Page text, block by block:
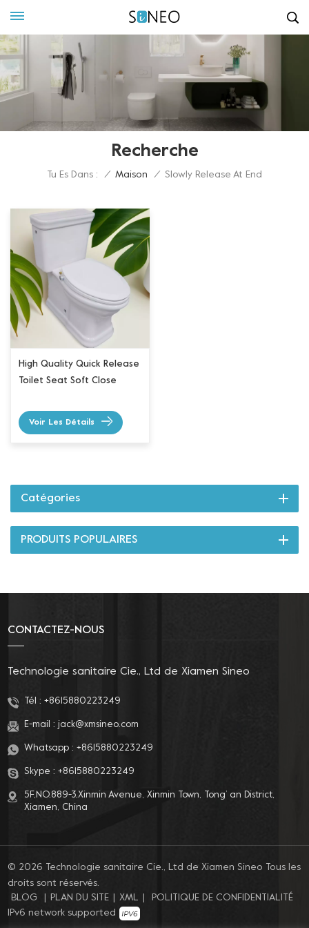
Recherche
Tu Es Dans : / Maison / Slowly Release At End
High Quality Quick Release
Toilet Seat Soft Close
Voir Les Détails
Catégories
PRODUITS POPULAIRES
CONTACTEZ-NOUS
Technologie sanitaire Cie., Ltd de Xiamen Sineo
Tél : +8615880223249
E-mail : jack@xmsineo.com
Whatsapp : +8615880223249
Skype : +8615880223249
5F,NO.889-3,Xinmin Avenue, Xinmin Town, Tong’ an District,
Xiamen, China
© 2026 Technologie sanitaire Cie., Ltd de Xiamen Sineo Tous les
droits sont réservés.
BLOG
PLAN DU SITE XML
POLITIQUE DE CONFIDENTIALITÉ
IPv6 network supported